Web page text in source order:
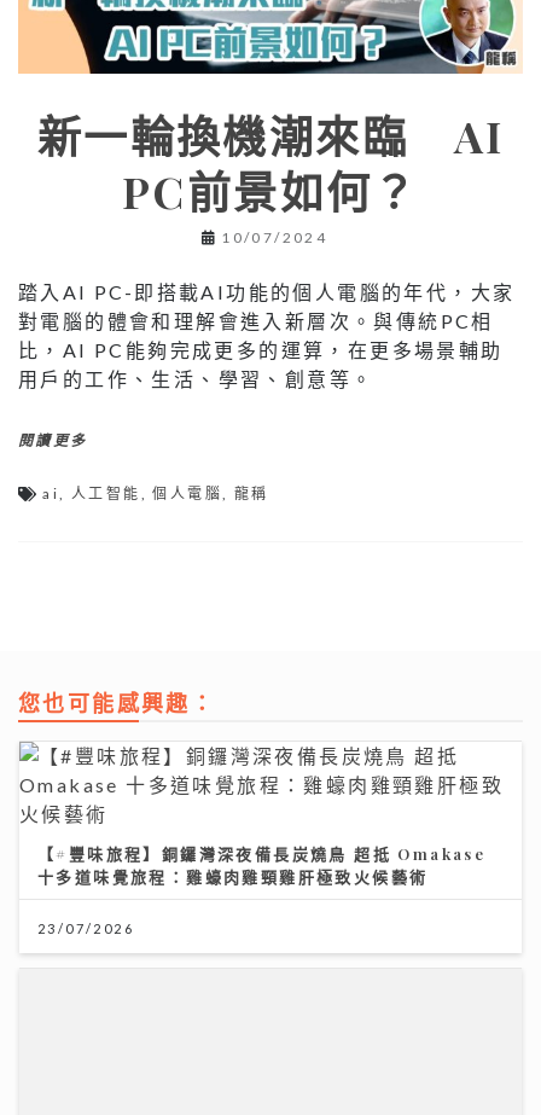
新一輪換機潮來臨 AI
PC前景如何？
10/07/2024
踏⼊AI PC-即搭載AI功能的個⼈電腦的年代，⼤家
對電腦的體會和理解會進⼊新層次。與傳統PC相
⽐，AI PC能夠完成更多的運算，在更多場景輔助
⽤⼾的⼯作、⽣活、學習、創意等。
閱讀更多
ai 人工智能 ,個人電腦 龍稱
您也可能感興趣：
【#豐味旅程】銅鑼灣深夜備長炭燒鳥 超抵 Omakase
十多道味覺旅程：雞蠔肉雞頸雞肝極致火候藝術
23/07/2026